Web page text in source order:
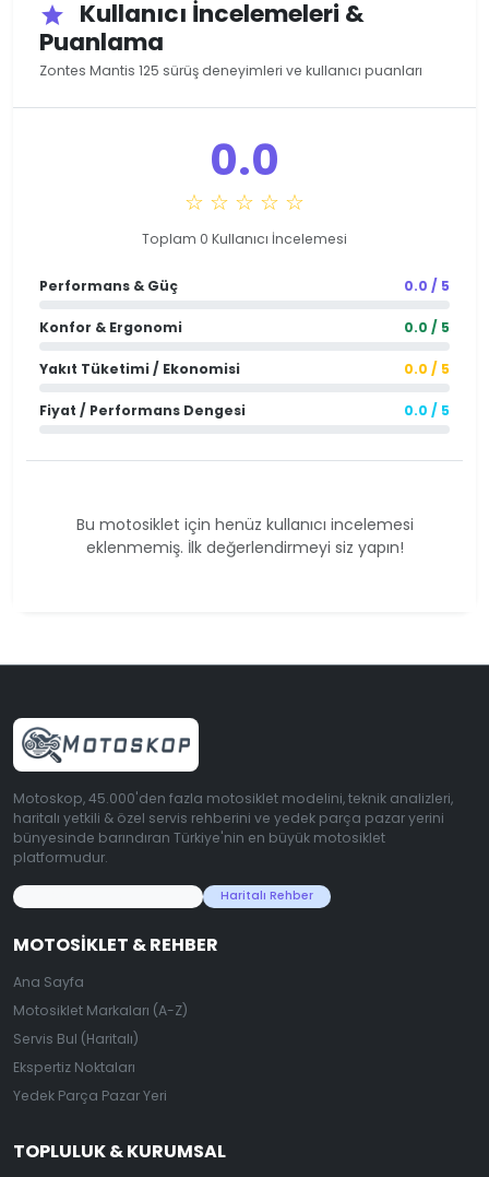
star
Kullanıcı İncelemeleri &
Puanlama
Zontes Mantis 125 sürüş deneyimleri ve kullanıcı puanları
0.0
☆ ☆ ☆ ☆ ☆
Toplam 0 Kullanıcı İncelemesi
Performans & Güç 0.0 / 5
Konfor & Ergonomi 0.0 / 5
Yakıt Tüketimi / Ekonomisi 0.0 / 5
Fiyat / Performans Dengesi 0.0 / 5
Bu motosiklet için henüz kullanıcı incelemesi
eklenmemiş. İlk değerlendirmeyi siz yapın!
Motoskop, 45.000'den fazla motosiklet modelini, teknik analizleri,
haritalı yetkili & özel servis rehberini ve yedek parça pazar yerini
bünyesinde barındıran Türkiye'nin en büyük motosiklet
platformudur.
Haritalı Rehber
MOTOSIKLET & REHBER
Ana Sayfa
Motosiklet Markaları (A-Z)
Servis Bul (Haritalı)
Ekspertiz Noktaları
Yedek Parça Pazar Yeri
TOPLULUK & KURUMSAL